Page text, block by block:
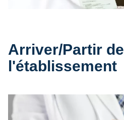
Arriver/Partir de
l'établissement